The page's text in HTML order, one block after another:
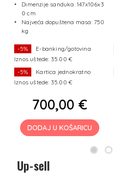
Dimenzije sanduka: 147x106x3
0 cm
Najveća dopuštena masa: 750
kg
-5%
E-banking/gotovina
Iznos uštede: 35.00 €
-5%
Kartica jednokratno
Iznos uštede: 35.00 €
700,00 €
DODAJ U KOŠARICU
Up-sell